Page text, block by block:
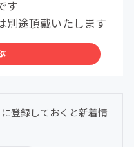
す
別途頂戴いたします
登録しておくと新着情